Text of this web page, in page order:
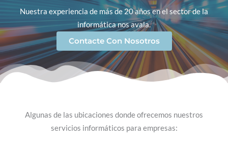
Nuestra experiencia de más de 20 años en el sector de la
informática nos avala.
Contacte Con Nosotros
Algunas de las ubicaciones donde ofrecemos nuestros
servicios informáticos para empresas: